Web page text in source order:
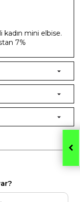
mini elbise.
7%